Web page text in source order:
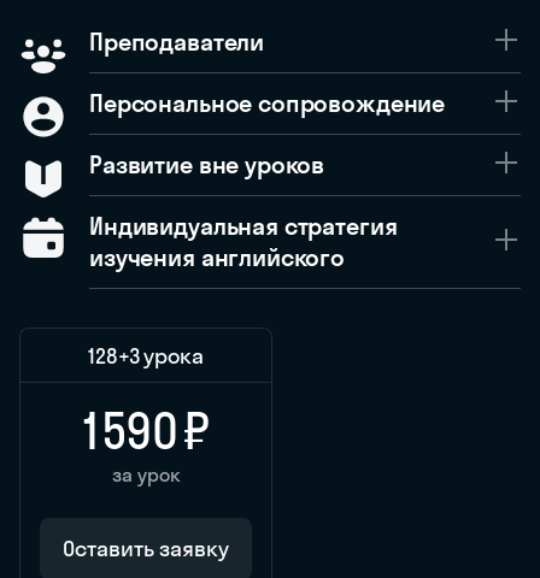
Преподаватели
Персональное сопровождение
Развитие вне уроков
Индивидуальная стратегия
изучения английского
128+3 урока
1 590 ₽
за урок
Оставить заявку